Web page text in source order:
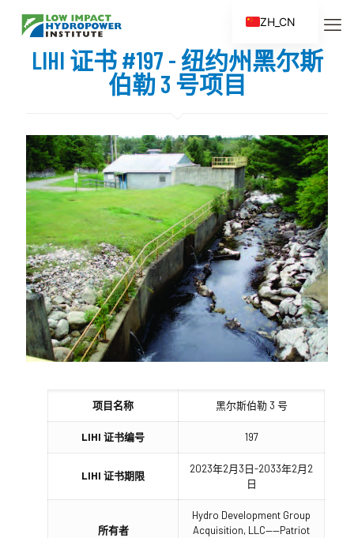
LIHI 证书 #197 - 纽约州黑尔斯
伯勒 3 号项目
项目名称 黑尔斯伯勒 3 号
LIHI 证书编号 197
LIHI 证书期限
2023年2月3日-2033年2月2
日
所有者
Hydro Development Group
Acquisition, LLC——Patriot
ZH_CN
EN
ES